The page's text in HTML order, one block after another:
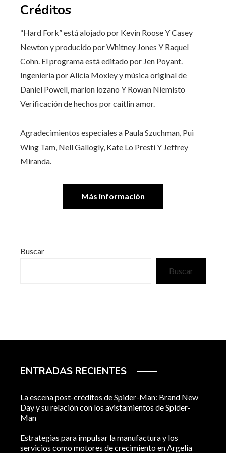
Créditos
“Hard Fork” está alojado por Kevin RooseYCasey
Newtony producido porWhitney Jones Y Raquel
Cohn. El programa está editado por Jen Poyant.
Ingeniería porAlicia Moxleyy música original de
Daniel Powell,marion lozano Y Rowan Niemisto
Verificación de hechos porcaitlin amor.
Agradecimientos especiales a Paula Szuchman, Pui
Wing Tam, Nell Gallogly, Kate Lo PrestiY Jeffrey
Miranda.
Más información
Buscar
Buscar
ENTRADAS RECIENTES
La escena post-créditos de Spider-Man: Brand New
Day y su relación con los avistamientos de Spider-
Man
Estrategias para impulsar la manufactura y los
servicios como motores de crecimiento en Argelia